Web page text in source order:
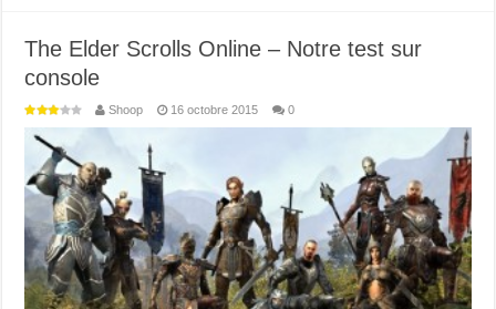
The Elder Scrolls Online – Notre test sur
console
Shoop 16 octobre 2015 0